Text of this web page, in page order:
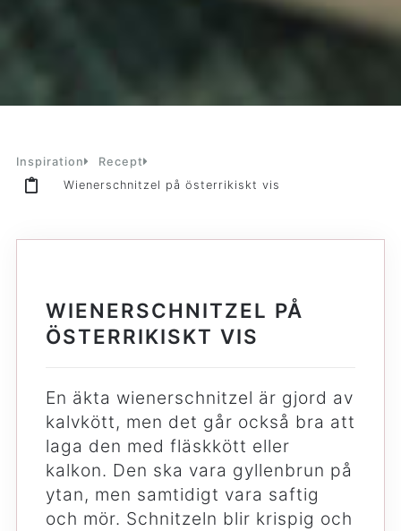
Inspiration
Recept
Wienerschnitzel på österrikiskt vis
WIENERSCHNITZEL PÅ
ÖSTERRIKISKT VIS
En äkta wienerschnitzel är gjord av
kalvkött, men det går också bra att
laga den med fläskkött eller
kalkon. Den ska vara gyllenbrun på
ytan, men samtidigt vara saftig
och mör. Schnitzeln blir krispig och